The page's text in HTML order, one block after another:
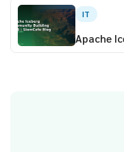
IT
Apache